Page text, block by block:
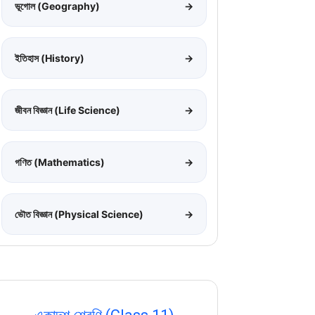
ভূগোল (Geography) →
ইতিহাস (History) →
জীবন বিজ্ঞান (Life Science) →
গণিত (Mathematics) →
ভৌত বিজ্ঞান (Physical Science) →